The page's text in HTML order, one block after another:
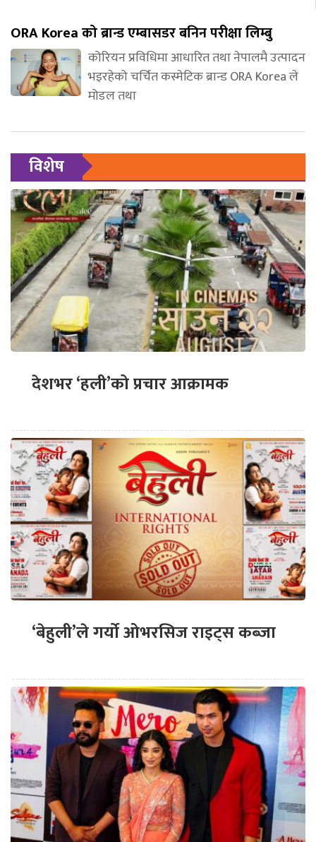
ORA Korea को ब्रान्ड एम्बासडर बनिन परीक्षा लिम्बु
कोरियन प्रविधिमा आधारित तथा नेपालमै उत्पादन
भइरहेको चर्चित कस्मेटिक ब्रान्ड ORA Korea ले
मोडल तथा
विशेष
देशभर ‘हली’को प्रचार आक्रामक
‘बेहुली’ले गर्यो ओभरसिज राइट्स कब्जा